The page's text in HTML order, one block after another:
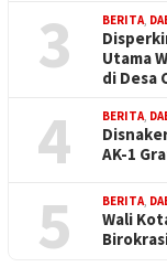
3 BERITA,
Utama
di Desa
4 BERITA,
AK-1
5 BERITA,
Wali